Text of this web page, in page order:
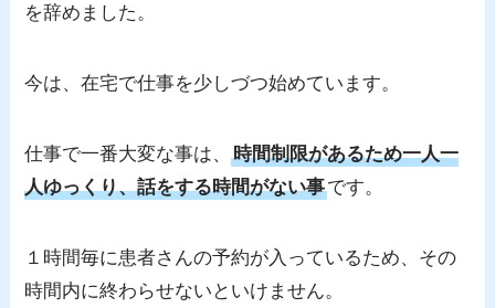
を辞めました。
今は、在宅で仕事を少しづつ始めています。
仕事で一番大変な事は、時間制限があるため一人一
人ゆっくり、話をする時間がない事です。
１時間毎に患者さんの予約が入っているため、その
時間内に終わらせないといけません。